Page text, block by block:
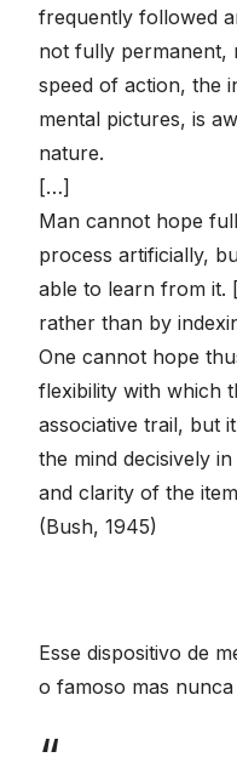
frequently followed
not fully permanent,
speed of action, the
mental pictures, is
nature.
[…]
Man cannot hope
process artificially,
able to learn from it.
rather than by
One cannot hope
flexibility with which
associative trail, but
the mind decisively
and clarity of the
(Bush, 1945)
Esse dispositivo de
o famoso mas